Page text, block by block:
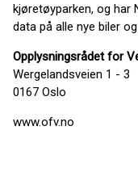
kjøretøyparken, og har
data på alle nye biler
Opplysningsrådet for
Wergelandsveien 1 - 3
0167 Oslo
www.ofv.no